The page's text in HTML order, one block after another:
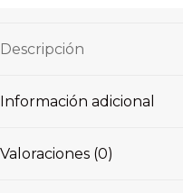
Descripción
Información adicional
Valoraciones (0)